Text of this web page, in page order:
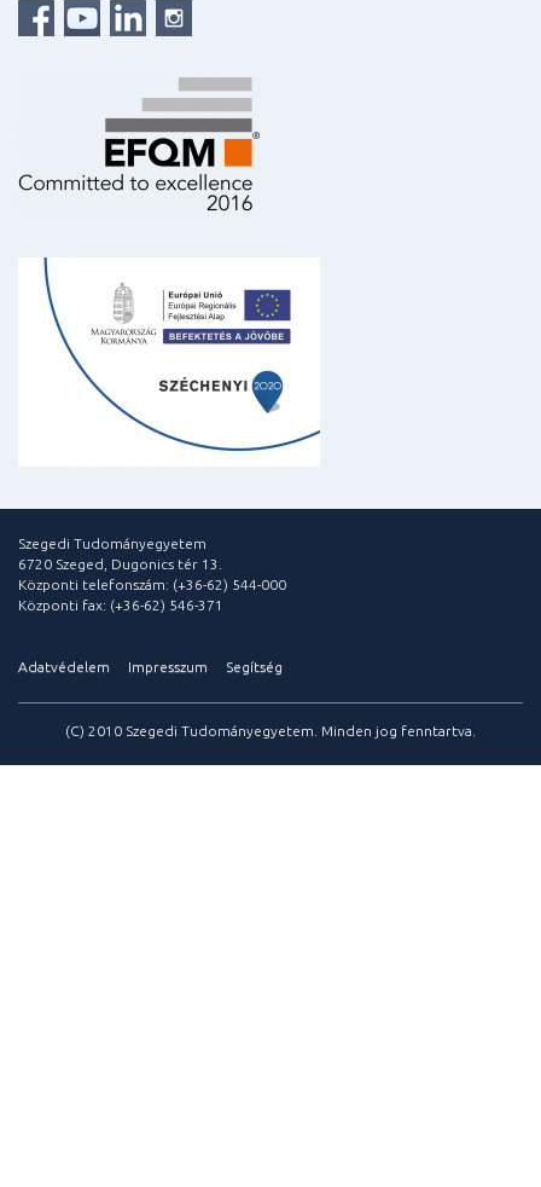
Szegedi Tudományegyetem
6720 Szeged, Dugonics tér 13.
Központi telefonszám: (+36-62) 544-000
Központi fax: (+36-62) 546-371
Adatvédelem Impresszum Segítség
(C) 2010 Szegedi Tudományegyetem. Minden jog fenntartva.